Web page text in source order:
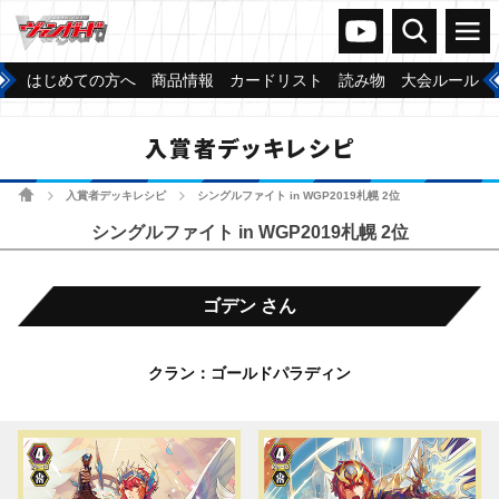
ヴァンガードch
検索 メニュー
はじめての方へ 商品情報 カードリスト 読み物 大会ルール
入賞者デッキレシピ
ホーム 入賞者デッキレシピ シングルファイト in WGP2019札幌 2位
シングルファイト in WGP2019札幌 2位
ゴデン さん
クラン：ゴールドパラディン